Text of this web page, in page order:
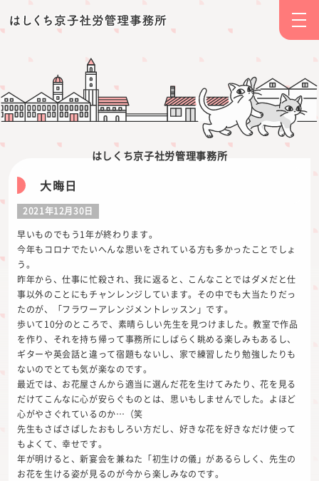
ホーム
事務所概要
はしくち京子社労管理事務所
大晦日
2021年12月30日
早いものでもう1年が終わります。
今年もコロナでたいへんな思いをされている方も多かったことでしょ
う。
昨年から、仕事に忙殺され、我に返ると、こんなことではダメだと仕
事以外のことにもチャンレンジしています。その中でも大当たりだっ
たのが、「フラワーアレンジメントレッスン」です。
歩いて10分のところで、素晴らしい先生を見つけました。教室で作品
を作り、それを持ち帰って事務所にしばらく眺める楽しみもあるし、
ギターや英会話と違って宿題もないし、家で練習したり勉強したりも
ないのでとても気が楽なのです。
最近では、お花屋さんから適当に選んだ花を生けてみたり、花を見る
だけてこんなに心が安らぐものとは、思いもしませんでした。よほど
心がやさぐれているのか…（笑
先生もさばさばしたおもしろい方だし、好きな花を好きなだけ使って
もよくて、幸せです。
年が明けると、新宴会を兼ねた「初生けの儀」があるらしく、先生の
お花を生ける姿が見るのが今から楽しみなのです。